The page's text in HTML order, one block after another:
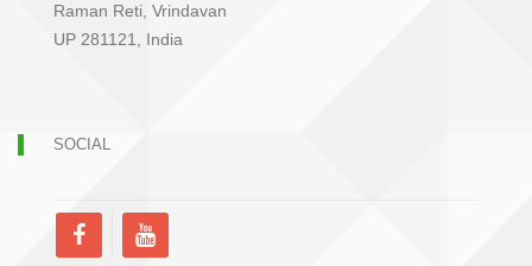
Raman Reti, Vrindavan
UP 281121, India
SOCIAL